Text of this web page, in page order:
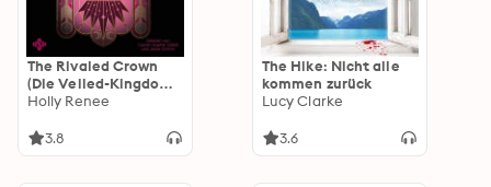
The Rivaled Crown
(Die Veiled-Kingdom-
Serie 3): Emotionale
Romantasy voller
Holly Renee
3.8
The Hike: Nicht alle
kommen zurück
Lucy Clarke
3.6